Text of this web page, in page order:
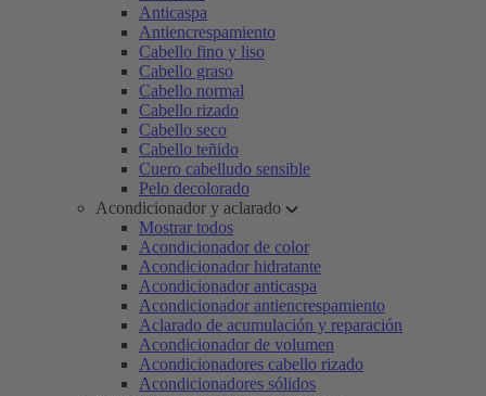
Anticaspa
Antiencrespamiento
Cabello fino y liso
Cabello graso
Cabello normal
Cabello rizado
Cabello seco
Cabello teñido
Cuero cabelludo sensible
Pelo decolorado
Acondicionador y aclarado
Mostrar todos
Acondicionador de color
Acondicionador hidratante
Acondicionador anticaspa
Acondicionador antiencrespamiento
Aclarado de acumulación y reparación
Acondicionador de volumen
Acondicionadores cabello rizado
Acondicionadores sólidos